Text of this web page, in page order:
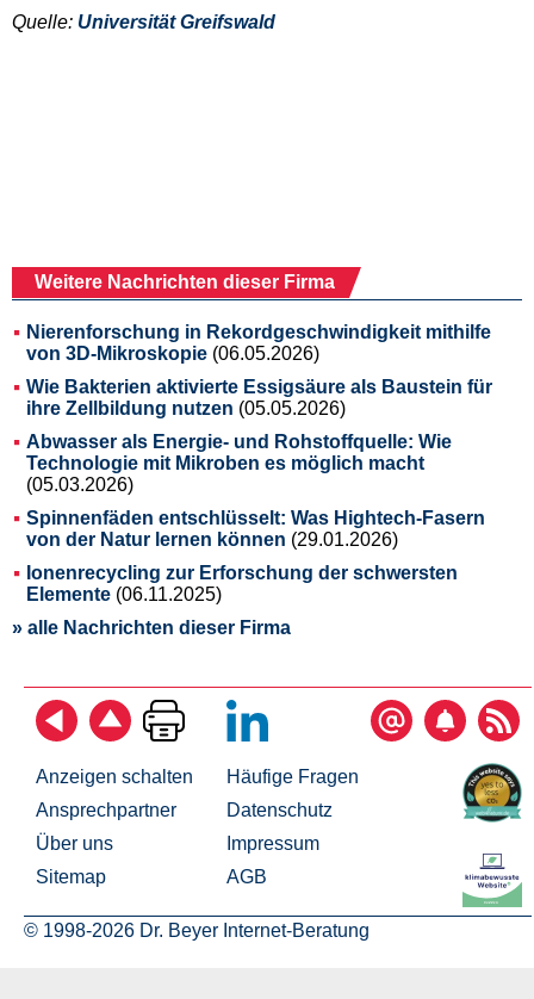
Quelle: Universität Greifswald
Weitere Nachrichten dieser Firma
Nierenforschung in Rekordgeschwindigkeit mithilfe
von 3D-Mikroskopie (06.05.2026)
Wie Bakterien aktivierte Essigsäure als Baustein für
ihre Zellbildung nutzen (05.05.2026)
Abwasser als Energie- und Rohstoffquelle: Wie
Technologie mit Mikroben es möglich macht
(05.03.2026)
Spinnenfäden entschlüsselt: Was Hightech-Fasern
von der Natur lernen können (29.01.2026)
Ionenrecycling zur Erforschung der schwersten
Elemente (06.11.2025)
» alle Nachrichten dieser Firma
Anzeigen schalten
Ansprechpartner
Über uns
Sitemap
Häufige Fragen
Datenschutz
Impressum
AGB
© 1998-2026 Dr. Beyer Internet-Beratung